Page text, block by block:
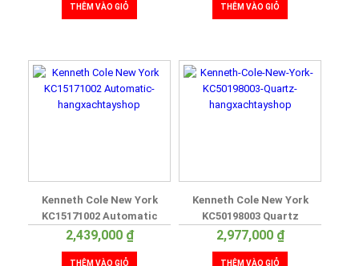
THÊM VÀO GIỎ THÊM VÀO GIỎ
Kenneth Cole New York
KC15171002 Automatic
2,439,000 ₫
THÊM VÀO GIỎ
Kenneth Cole New York
KC50198003 Quartz
2,977,000 ₫
THÊM VÀO GIỎ